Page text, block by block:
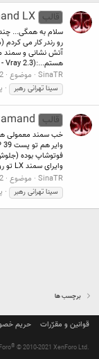
قالب LX
سلام به همگی...
رو رندر کار می
هستم...:rose: (Ps6 - Max 12 - Vray 2.3)
SinaTR موضوع
سينا تهرانی رهبر
قالب
وايرای سمند LX تو رو تاپيک Samand - Fire car می تونيد مشاهده کنيد)
SinaTR موضوع
سينا تهرانی رهبر
برچسب ها
قوانین و مقرّرات حریم
® © 2010-2021 XenForo Ltd.